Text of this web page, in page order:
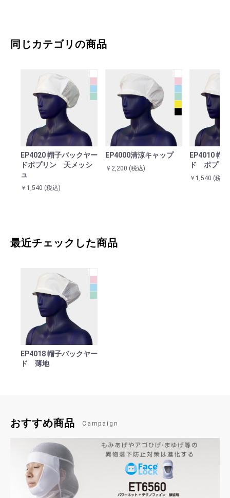
カート（お見積り）へ進む
同じカテゴリの商品
EP4020 帽子バックヤー
ドポプリン 天メッシ
ュ
￥1,540 (税込)
EP4000清涼キャップ
￥2,200 (税込)
EP4010 帽
ド ポプリ
￥1,540 (税込)
最近チェックした商品
EP4018 帽子バックヤー
ド 薄地
おすすめ商品 Campaign